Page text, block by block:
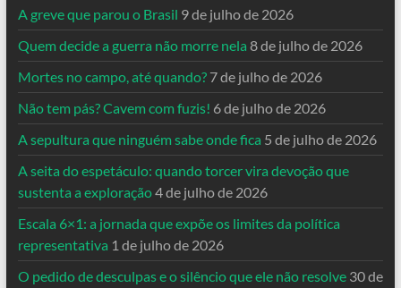
A greve que parou o Brasil 9 de julho de 2026
Quem decide a guerra não morre nela 8 de julho de 2026
Mortes no campo, até quando? 7 de julho de 2026
Não tem pás? Cavem com fuzis! 6 de julho de 2026
A sepultura que ninguém sabe onde fica 5 de julho de 2026
A seita do espetáculo: quando torcer vira devoção que
sustenta a exploração4 de julho de 2026
Escala 6×1: a jornada que expõe os limites da política
representativa 1 de julho de 2026
O pedido de desculpas e o silêncio que ele não resolve 30 de